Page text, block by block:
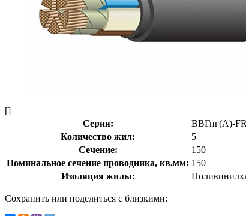
[]
Серия:
ВВГнг(А)-
Количество жил:
5
Сечение:
150
Номинальное сечение проводника, кв.мм: 150
Изоляция жилы:
Сохранить или поделиться с близкими: